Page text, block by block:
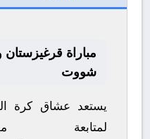
مباراة
شووت
يستعد عشاق كرة
لمتابعة